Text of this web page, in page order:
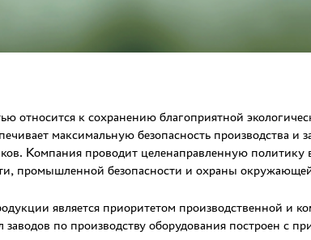
относится к сохранению благоприятной
максимальную безопасность производства и
Компания проводит целенаправленную политику
промышленной безопасности и охраны
является приоритетом производственной и
по производству оборудования построен с